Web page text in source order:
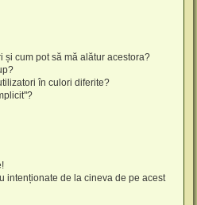
cum pot să mă alătur acestora?
în culori diferite?
intenționate de la cineva de pe acest